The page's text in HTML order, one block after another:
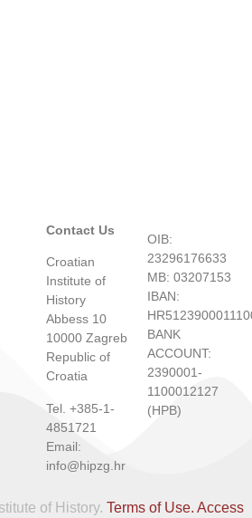
Contact Us
Croatian
Institute of
History
Abbess 10
10000 Zagreb
Republic of
Croatia
Tel. +385-1-
4851721
Email:
info@hipzg.hr
OIB:
23296176633
MB: 03207153
IBAN:
BANK
ACCOUNT:
2390001-
1100012127
(HPB)
of History. Terms of Use. Access